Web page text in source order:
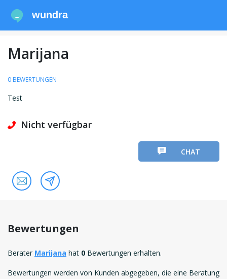
wundra
Marijana
0 BEWERTUNGEN
Test
Nicht verfügbar
CHAT
Bewertungen
Berater Marijana hat 0 Bewertungen erhalten.
Bewertungen werden von Kunden abgegeben, die eine Beratung